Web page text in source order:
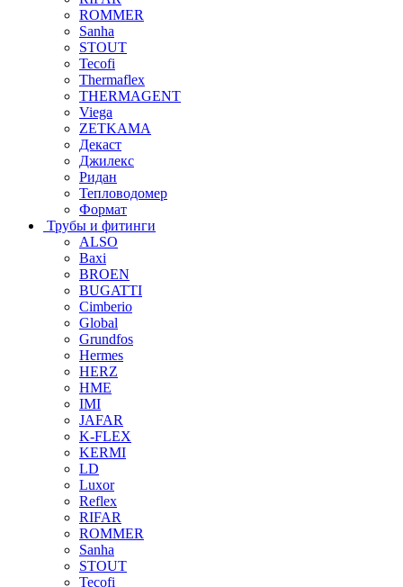
ROMMER
Sanha
STOUT
Tecofi
Thermaflex
THERMAGENT
Viega
ZETKAMA
Декаст
Джилекс
Ридан
Тепловодомер
Формат
Трубы и фитинги
ALSO
Baxi
BROEN
BUGATTI
Cimberio
Global
Grundfos
Hermes
HERZ
HME
IMI
JAFAR
K-FLEX
KERMI
LD
Luxor
Reflex
RIFAR
ROMMER
Sanha
STOUT
Tecofi